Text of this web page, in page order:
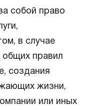
собой право
в случае
правил
создания
жизни,
или иных